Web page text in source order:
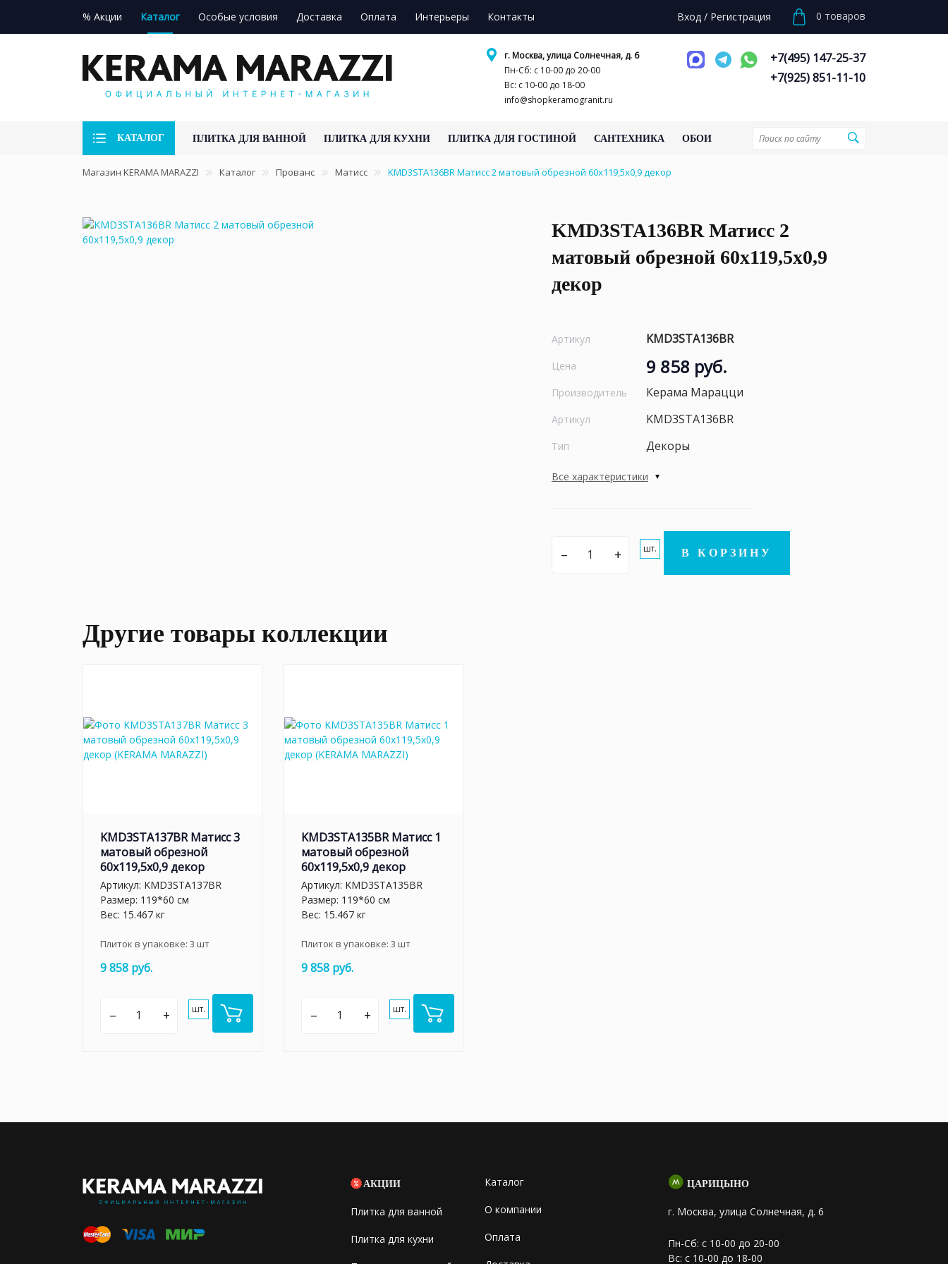
% Акции Каталог Особые условия Доставка Оплата Интерьеры Контакты Вход / Регистрация 0 товаров
г. Москва, улица Солнечная, д. 6
Пн-Сб: с 10-00 до 20-00
Вс: с 10-00 до 18-00
info@shopkeramogranit.ru
+7(495) 147-25-37
+7(925) 851-11-10
КАТАЛОГ ПЛИТКА ДЛЯ ВАННОЙ ПЛИТКА ДЛЯ КУХНИ ПЛИТКА ДЛЯ ГОСТИНОЙ САНТЕХНИКА ОБОИ
Магазин KERAMA MARAZZI Каталог Прованс Матисс KMD3STA136BR Матисс 2 матовый обрезной 60x119,5x0,9 декор
KMD3STA136BR Матисс 2
матовый обрезной 60x119,5x0,9
декор
Артикул KMD3STA136BR
Цена 9 858 руб.
Производитель Керама Марацци
Артикул KMD3STA136BR
Тип Декоры
Все характеристики
– + шт. В КОРЗИНУ
Другие товары коллекции
KMD3STA137BR Матисс 3
матовый обрезной
60x119,5x0,9 декор
Артикул: KMD3STA137BR
Размер: 119*60 см
Вес: 15.467 кг
Плиток в упаковке: 3 шт
9 858 руб.
– + шт.
KMD3STA135BR Матисс 1
матовый обрезной
60x119,5x0,9 декор
Артикул: KMD3STA135BR
Размер: 119*60 см
Вес: 15.467 кг
Плиток в упаковке: 3 шт
9 858 руб.
– + шт.
АКЦИИ
Плитка для ванной
Плитка для кухни
Каталог
О компании
Оплата
ЦАРИЦЫНО
г. Москва, улица Солнечная, д. 6
Пн-Сб: с 10-00 до 20-00
Вс: с 10-00 до 18-00